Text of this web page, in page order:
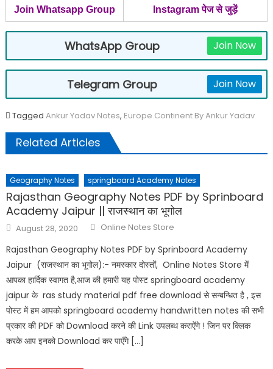
Join Whatsapp Group Instagram पेज से जुड़ें
WhatsApp Group Join Now
Telegram Group Join Now
Tagged Ankur Yadav Notes, Europe Continent By Ankur Yadav
Related Articles
Geography Notes springboard Academy Notes
Rajasthan Geography Notes PDF by Sprinboard
Academy Jaipur || राजस्थान का भूगोल
August 28, 2020 Online Notes Store
Rajasthan Geography Notes PDF by Sprinboard Academy
Jaipur (राजस्थान का भूगोल):- नमस्कार दोस्तों, Online Notes Store में
आपका हार्दिक स्वागत है,आज की हमारी यह पोस्ट springboard academy
jaipur के ras study material pdf free download से सन्बन्धित है , इस
पोस्ट में हम आपको springboard academy handwritten notes की सभी
प्रकार की PDF को Download करने की Link उपलब्ध कराऐंगे ! जिन पर क्लिक
करके आप इनको Download कर पाएँगे […]